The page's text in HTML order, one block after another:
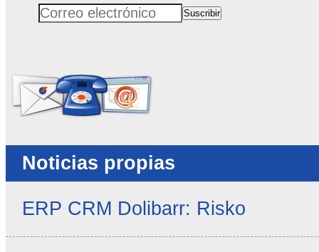
Correo electrónicoSuscribir
Noticias propias
ERP CRM Dolibarr: Risko